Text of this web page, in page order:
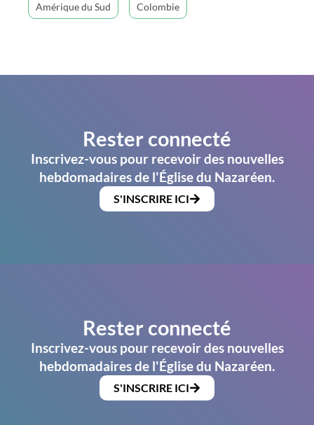
Amérique du Sud Colombie
Rester connecté
Inscrivez-vous pour recevoir des nouvelles
hebdomadaires de l'Église du Nazaréen.
S'INSCRIRE ICI
Rester connecté
Inscrivez-vous pour recevoir des nouvelles
hebdomadaires de l'Église du Nazaréen.
S'INSCRIRE ICI